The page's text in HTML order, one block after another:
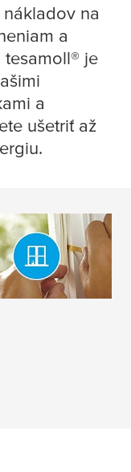
na
a
tesamoll® je
a
ušetriť až
okien
SI
VIAC